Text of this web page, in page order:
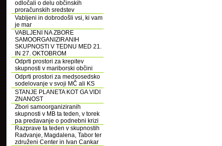
odločali o delu občinskih
proračunskih sredstev
Vabljeni in dobrodošli vsi, ki vam
je mar
VABLJENI NA ZBORE
SAMOORGANIZIRANIH
SKUPNOSTI V TEDNU MED 21.
IN 27. OKTOBROM
Odprti prostori za krepitev
skupnosti v mariborski občini
Odprti prostori za medsosedsko
sodelovanje v svoji MČ ali KS
STANJE PLANETA KOT GA VIDI
ZNANOST
Zbori samoorganiziranih
skupnosti v MB ta teden, v torek
pa predavanje o podnebni krizi
Razprave ta teden v skupnostih
Radvanje, Magdalena, Tabor ter
združeni Center in Ivan Cankar